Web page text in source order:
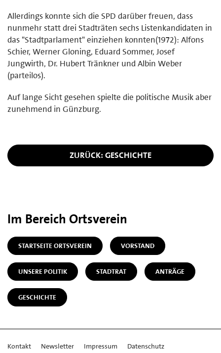
Allerdings konnte sich die SPD darüber freuen, dass
nunmehr statt drei Stadträten sechs Listenkandidaten in
das "Stadtparlament" einziehen konnten(1972): Alfons
Schier, Werner Gloning, Eduard Sommer, Josef
Jungwirth, Dr. Hubert Tränkner und Albin Weber
(parteilos).
Auf lange Sicht gesehen spielte die politische Musik aber
zunehmend in Günzburg.
ZURÜCK: GESCHICHTE
Im Bereich Ortsverein
STARTSEITE ORTSVEREIN VORSTAND
UNSERE POLITIK STADTRAT ANTRÄGE
GESCHICHTE
Kontakt Newsletter Impressum Datenschutz